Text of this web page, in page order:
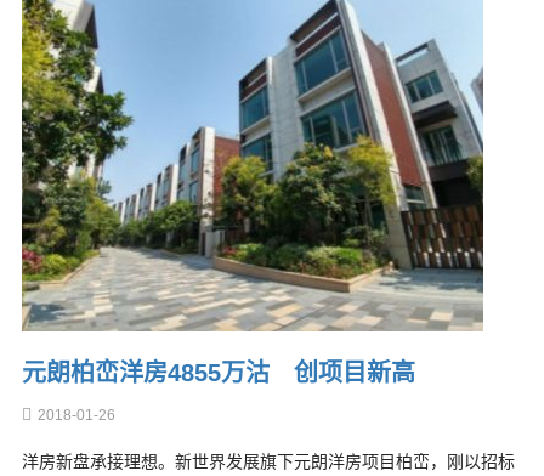
元朗柏峦洋房4855万沽 创项目新高
2018-01-26
洋房新盘承接理想。新世界发展旗下元朗洋房项目柏峦，刚以招标